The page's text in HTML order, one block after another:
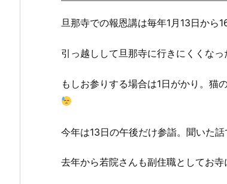
旦那寺での報恩講は毎年1月13日から
引っ越しして旦那寺に行きにくくなっ
もしお参りする場合は1日がかり。猫
今年は13日の午後だけ参詣。聞いた
去年から若院さんも副住職としてお